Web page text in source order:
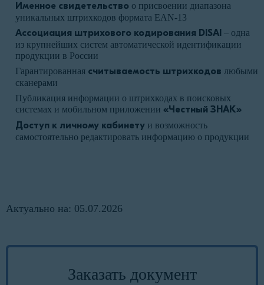
Именное свидетельство о присвоении диапазона
уникальных штрихкодов формата EAN-13
Ассоциация штрихового кодирования DISAI – одна
из крупнейших систем автоматической идентификации
продукции в России
Гарантированная считываемость штрихкодов любыми
сканерами
Публикация информации о штрихкодах в поисковых
системах и мобильном приложении «Честный ЗНАК»
Доступ к личному кабинету и возможность
самостоятельно редактировать информацию о продукции
Актуально на: 05.07.2026
Заказать документ